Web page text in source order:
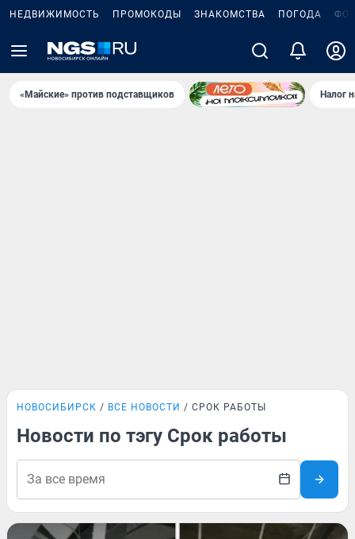
НЕДВИЖИМОСТЬ ПРОМОКОДЫ ЗНАКОМСТВА ПОГОДА
«Майские» против подставщиков Налог
НОВОСИБИРСК ВСЕ НОВОСТИ СРОК РАБОТЫ
Новости по тэгу Срок работы